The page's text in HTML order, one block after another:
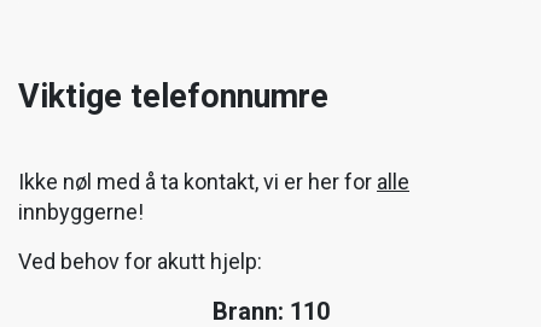
Viktige telefonnumre
Ikke nøl med å ta kontakt, vi er her for alle
innbyggerne!
Ved behov for akutt hjelp:
Brann: 110